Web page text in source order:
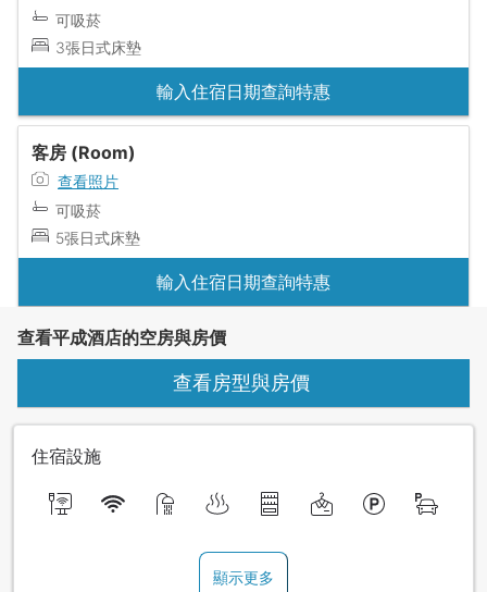
可吸菸
3張日式床墊
輸入住宿日期查詢特惠
客房 (Room)
查看照片
可吸菸
5張日式床墊
輸入住宿日期查詢特惠
查看平成酒店的空房與房價
查看房型與房價
住宿設施
顯示更多